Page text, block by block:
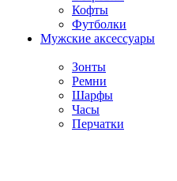
Кофты
Футболки
Мужские аксессуары
Зонты
Ремни
Шарфы
Часы
Перчатки